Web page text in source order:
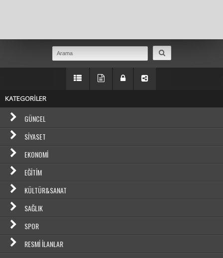
KATEGORİLER
GÜNCEL
SIYASET
EKONOMI
EĞITIM
KÜLTÜR&SANAT
SAĞLIK
SPOR
RESMI İLANLAR